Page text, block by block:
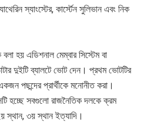
স্যাংস্টের, কার্স্টেন সুলিভান এবং নিক
বলা হয় এডিশনাল মেম্বার সিস্টেম বা
দুইটি ব্যালটে ভোট দেন। প্রথম ভোটটির
পছন্দের প্রার্থীকে মনোনীত করা।
হচ্ছে সবগুলো রাজনৈতিক দলকে ক্রম
স্থান, ৩য় স্থান ইত্যাদি।